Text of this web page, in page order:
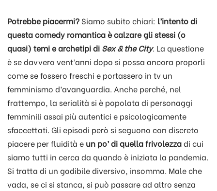
Potrebbe piacermi? Siamo subito chiari: l’intento di
questa comedy romantica è calzare gli stessi (o
quasi) temi e archetipi di Sex & the City. La questione
è se davvero vent’anni dopo si possa ancora proporli
come se fossero freschi e portassero in tv un
femminismo d’avanguardia. Anche perché, nel
frattempo, la serialità si è popolata di personaggi
femminili assai più autentici e psicologicamente
sfaccettati. Gli episodi però si seguono con discreto
piacere per fluidità e un po’ di quella frivolezzadi cui
siamo tutti in cerca da quando è iniziata la pandemia.
Si tratta di un godibile diversivo, insomma. Male che
vada, se ci si stanca, si può passare ad altro senza